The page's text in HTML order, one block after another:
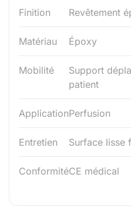
Finition Revêtement
Matériau Époxy
Mobilité
Support
patient
ApplicationPerfusion
Entretien Surface lisse
ConformitéCE médical